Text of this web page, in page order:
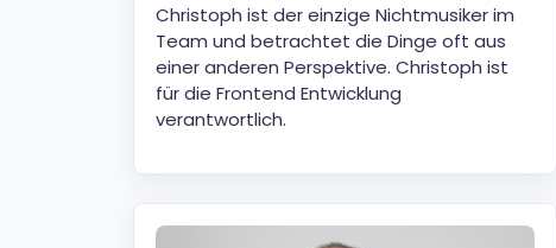
Christoph ist der einzige Nichtmusiker im
Team und betrachtet die Dinge oft aus
einer anderen Perspektive. Christoph ist
für die Frontend Entwicklung
verantwortlich.